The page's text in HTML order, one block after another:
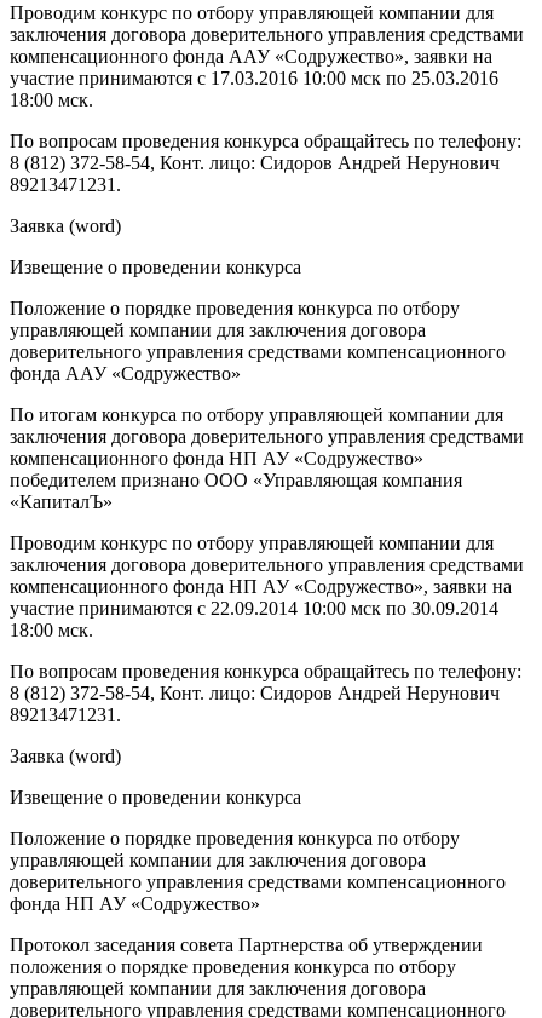
Проводим конкурс по отбору управляющей компании для
заключения договора доверительного управления средствами
компенсационного фонда ААУ «Содружество», заявки на
участие принимаются с 17.03.2016 10:00 мск по 25.03.2016
18:00 мск.
По вопросам проведения конкурса обращайтесь по телефону:
8 (812) 372-58-54, Конт. лицо: Сидоров Андрей Нерунович
89213471231.
Заявка (word)
Извещение о проведении конкурса
Положение о порядке проведения конкурса по отбору
управляющей компании для заключения договора
доверительного управления средствами компенсационного
фонда ААУ «Содружество»
По итогам конкурса по отбору управляющей компании для
заключения договора доверительного управления средствами
компенсационного фонда НП АУ «Содружество»
победителем признано ООО «Управляющая компания
«КапиталЪ»
Проводим конкурс по отбору управляющей компании для
заключения договора доверительного управления средствами
компенсационного фонда НП АУ «Содружество», заявки на
участие принимаются с 22.09.2014 10:00 мск по 30.09.2014
18:00 мск.
По вопросам проведения конкурса обращайтесь по телефону:
8 (812) 372-58-54, Конт. лицо: Сидоров Андрей Нерунович
89213471231.
Заявка (word)
Извещение о проведении конкурса
Положение о порядке проведения конкурса по отбору
управляющей компании для заключения договора
доверительного управления средствами компенсационного
фонда НП АУ «Содружество»
Протокол заседания совета Партнерства об утверждении
положения о порядке проведения конкурса по отбору
управляющей компании для заключения договора
доверительного управления средствами компенсационного